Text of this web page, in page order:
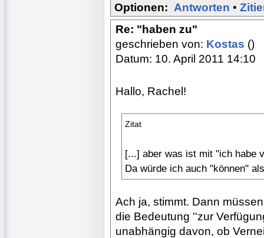
Optionen: Antworten •
Re: "haben zu"
geschrieben von: Kostas ()
Datum: 10. April 2011 14:10
Hallo, Rachel!
Zitat
[...] aber was ist mit "ich habe
Da würde ich auch "können"
Ach ja, stimmt. Dann
die Bedeutung ''zur
unabhängig davon, ob